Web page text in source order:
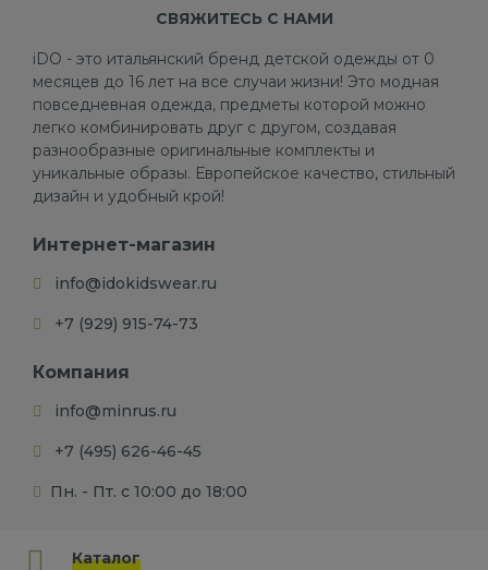
СВЯЖИТЕСЬ С НАМИ
iDO - это итальянский бренд детской одежды от 0
месяцев до 16 лет на все случаи жизни! Это модная
повседневная одежда, предметы которой можно
легко комбинировать друг с другом, создавая
разнообразные оригинальные комплекты и
уникальные образы. Европейское качество, стильный
дизайн и удобный крой!
Интернет-магазин
info@idokidswear.ru
+7 (929) 915-74-73
Компания
info@minrus.ru
+7 (495) 626-46-45
Пн. - Пт. с 10:00 до 18:00
Каталог